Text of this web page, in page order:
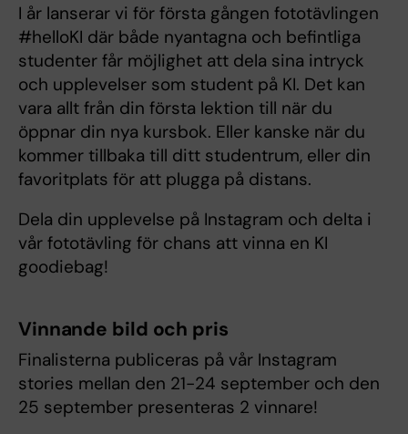
I år lanserar vi för första gången fototävlingen
#helloKI där både nyantagna och befintliga
studenter får möjlighet att dela sina intryck
och upplevelser som student på KI. Det kan
vara allt från din första lektion till när du
öppnar din nya kursbok. Eller kanske när du
kommer tillbaka till ditt studentrum, eller din
favoritplats för att plugga på distans.
Dela din upplevelse på Instagram och delta i
vår fototävling för chans att vinna en KI
goodiebag!
Vinnande bild och pris
Finalisterna publiceras på vår Instagram
stories mellan den 21-24 september och den
25 september presenteras 2 vinnare!